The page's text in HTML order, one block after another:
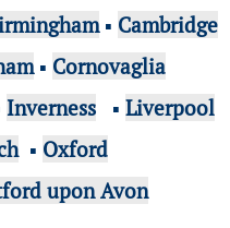
▪ Cambridge
▪ Cornovaglia
Inverness ▪ Liverpool
▪ Oxford
upon Avon